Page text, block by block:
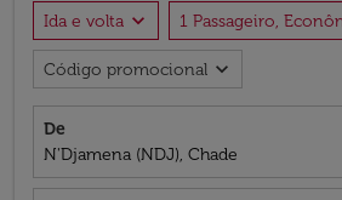
Ida e volta expand_more 1 Passageiro,
Código promocional expand_more
De
N'Djamena (NDJ), Chade